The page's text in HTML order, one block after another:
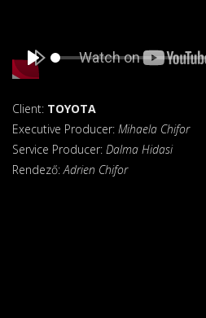
Play
Seek
Client: TOYOTA
Executive Producer: Mihaela Chifor
Service Producer: Dalma Hidasi
Rendező: Adrien Chifor